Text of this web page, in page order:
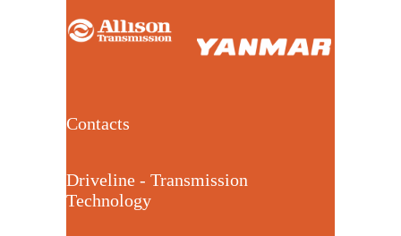
Contacts
Driveline - Transmission
Technology